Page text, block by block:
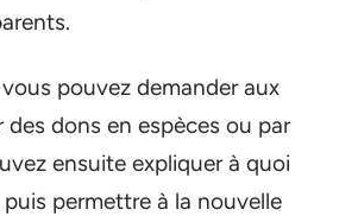
pouvez demander aux
des dons en espèces ou par
ensuite expliquer à quoi
permettre à la nouvelle